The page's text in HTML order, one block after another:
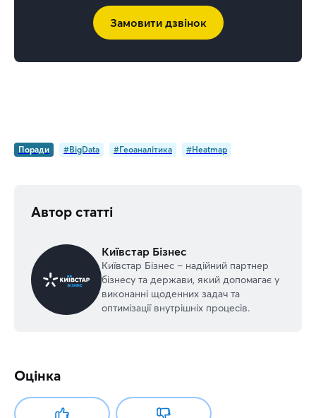
Замовити дзвінок
Поради #BigData #Геоаналітика #Heatmap
Автор статті
Київстар Бізнес
Київстар Бізнес – надійний партнер
бізнесу та держави, який допомагає у
виконанні щоденних задач та
оптимізації внутрішніх процесів.
Оцінка